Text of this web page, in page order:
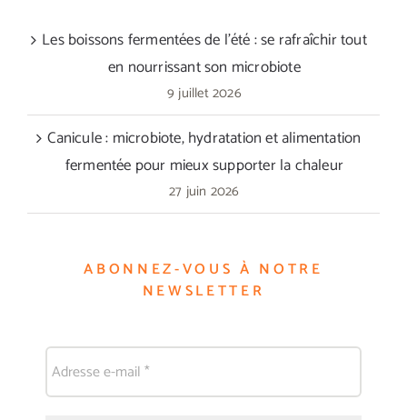
Les boissons fermentées de l’été : se rafraîchir tout
en nourrissant son microbiote
9 juillet 2026
Canicule : microbiote, hydratation et alimentation
fermentée pour mieux supporter la chaleur
27 juin 2026
ABONNEZ-VOUS À NOTRE
NEWSLETTER